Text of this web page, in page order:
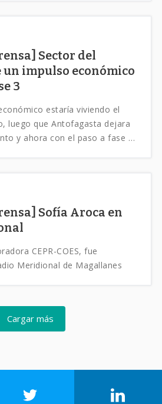
Sector del
un impulso económico
3
estaría viviendo el
luego que Antofagasta dejara
y ahora con el paso a fase de
retornar a su fuente de
del empleo.
Sofía Aroca en
CEPR-COES, fue
Meridional de Magallanes
Cargar más